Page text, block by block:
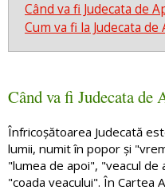
Când va fi Judecata de
Cum va fi la Judecata de
Când va fi Judecata de
Înfricoșătoarea Judecată
lumii, numit în popor și
"lumea de apoi", "veacul de
"coada veacului". În Cartea